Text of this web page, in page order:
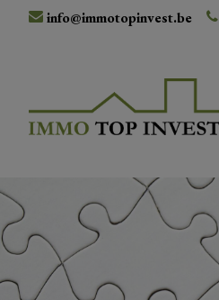
info@immotopinvest.be